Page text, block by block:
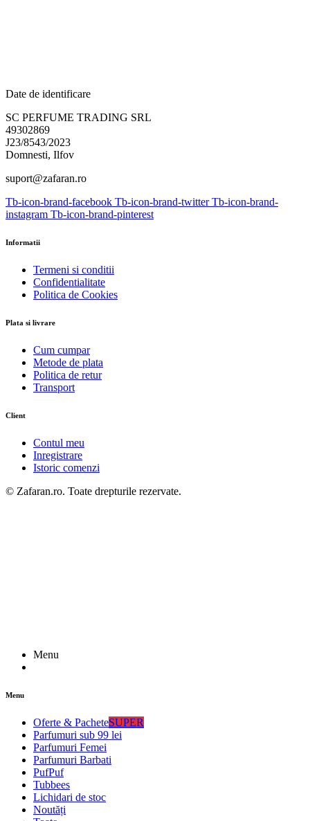
Date de identificare
SC PERFUME TRADING SRL
49302869
J23/8543/2023
Domnesti, Ilfov
suport@zafaran.ro
Tb-icon-brand-facebook Tb-icon-brand-twitter Tb-icon-brand-
instagram Tb-icon-brand-pinterest
Informatii
Termeni si conditii
Confidentialitate
Politica de Cookies
Plata si livrare
Cum cumpar
Metode de plata
Politica de retur
Transport
Client
Contul meu
Inregistrare
Istoric comenzi
© Zafaran.ro. Toate drepturile rezervate.
Menu
Menu
Oferte & PacheteSUPER
Parfumuri sub 99 lei
Parfumuri Femei
Parfumuri Barbati
PufPuf
Tubbees
Lichidari de stoc
Noutăți